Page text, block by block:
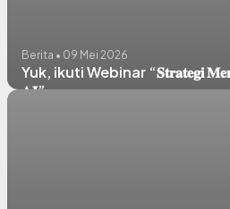
Berita • 09 Mei 2026
Yuk, ikuti Webinar “𝐒𝐭𝐫𝐚𝐭𝐞𝐠𝐢
𝐀𝐈”